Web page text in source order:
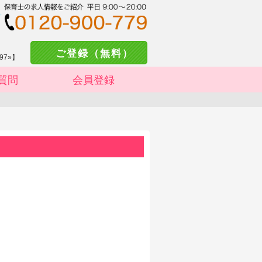
】 ご登録（無料）
問 会員登録